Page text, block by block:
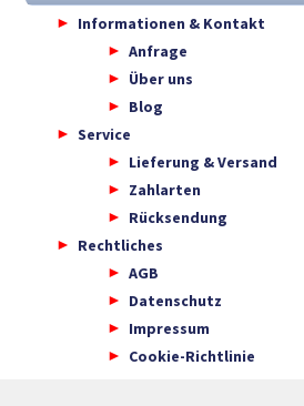
Informationen & Kontakt
Anfrage
Über uns
Blog
Service
Lieferung & Versand
Zahlarten
Rücksendung
Rechtliches
AGB
Datenschutz
Impressum
Cookie-Richtlinie